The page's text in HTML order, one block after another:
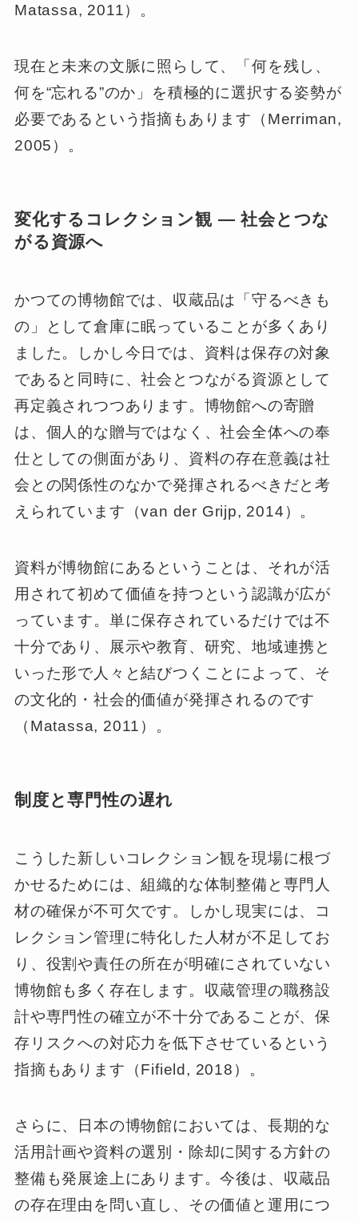
Matassa, 2011）。
現在と未来の文脈に照らして、「何を残し、
何を“忘れる”のか」を積極的に選択する姿勢が
必要であるという指摘もあります（Merriman,
2005）。
変化するコレクション観 ― 社会とつな
がる資源へ
かつての博物館では、収蔵品は「守るべきも
の」として倉庫に眠っていることが多くあり
ました。しかし今日では、資料は保存の対象
であると同時に、社会とつながる資源として
再定義されつつあります。博物館への寄贈
は、個人的な贈与ではなく、社会全体への奉
仕としての側面があり、資料の存在意義は社
会との関係性のなかで発揮されるべきだと考
えられています（van der Grijp, 2014）。
資料が博物館にあるということは、それが活
用されて初めて価値を持つという認識が広が
っています。単に保存されているだけでは不
十分であり、展示や教育、研究、地域連携と
いった形で人々と結びつくことによって、そ
の文化的・社会的価値が発揮されるのです
（Matassa, 2011）。
制度と専門性の遅れ
こうした新しいコレクション観を現場に根づ
かせるためには、組織的な体制整備と専門人
材の確保が不可欠です。しかし現実には、コ
レクション管理に特化した人材が不足してお
り、役割や責任の所在が明確にされていない
博物館も多く存在します。収蔵管理の職務設
計や専門性の確立が不十分であることが、保
存リスクへの対応力を低下させているという
指摘もあります（Fifield, 2018）。
さらに、日本の博物館においては、長期的な
活用計画や資料の選別・除却に関する方針の
整備も発展途上にあります。今後は、収蔵品
の存在理由を問い直し、その価値と運用につ